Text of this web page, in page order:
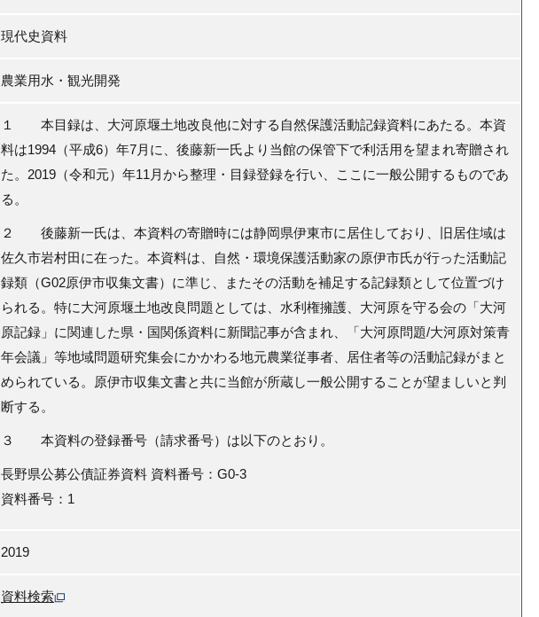
現代史資料
農業用水・観光開発
１ 本目録は、大河原堰土地改良他に対する自然保護活動記録資料にあたる。本資
料は1994（平成6）年7月に、後藤新一氏より当館の保管下で利活用を望まれ寄贈され
た。2019（令和元）年11月から整理・目録登録を行い、ここに一般公開するものであ
る。
２ 後藤新一氏は、本資料の寄贈時には静岡県伊東市に居住しており、旧居住域は
佐久市岩村田に在った。本資料は、自然・環境保護活動家の原伊市氏が行った活動記
録類（G02原伊市収集文書）に準じ、またその活動を補足する記録類として位置づけ
られる。特に大河原堰土地改良問題としては、水利権擁護、大河原を守る会の「大河
原記録」に関連した県・国関係資料に新聞記事が含まれ、「大河原問題/大河原対策青
年会議」等地域問題研究集会にかかわる地元農業従事者、居住者等の活動記録がまと
められている。原伊市収集文書と共に当館が所蔵し一般公開することが望ましいと判
断する。
３ 本資料の登録番号（請求番号）は以下のとおり。
長野県公募公債証券資料 資料番号：G0-3
資料番号：1
2019
資料検索